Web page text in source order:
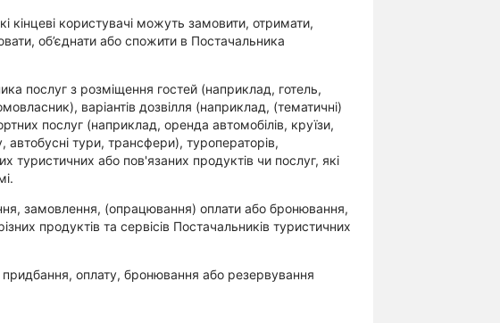
кінцеві користувачі можуть замовити, отримати,
об’єднати або спожити в Постачальника
послуг з розміщення гостей (наприклад, готель,
варіантів дозвілля (наприклад, (тематичні)
послуг (наприклад, оренда автомобілів, круїзи,
автобусні тури, трансфери), туроператорів,
туристичних або пов'язаних продуктів чи послуг, які
замовлення, (опрацювання) оплати або бронювання,
продуктів та сервісів Постачальників туристичних
оплату, бронювання або резервування